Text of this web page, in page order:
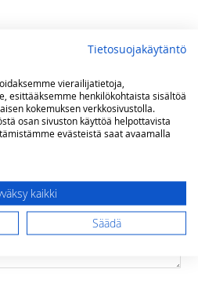
Tietosuojakäytäntö
vierailijatietoja,
esittääksemme henkilökohtaista sisältöä
kokemuksen verkkosivustolla.
osan sivuston käyttöä helpottavista
evästeistä saat avaamalla
kaikki
Säädä